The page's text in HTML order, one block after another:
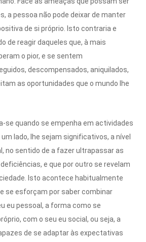
a pessoa não pode deixar de manter
de si próprio. Isto contraria e
de reagir daqueles que, à mais
o pior, e se sentem
descompensados, aniquilados,
as oportunidades que o mundo lhe
se quando se empenha em actividades
lado, lhe sejam significativos, a nível
no sentido de a fazer ultrapassar as
e que por outro se revelam
Isto acontece habitualmente
se esforçam por saber combinar
eu pessoal, a forma como se
com o seu eu social, ou seja, a
de se adaptar às expectativas